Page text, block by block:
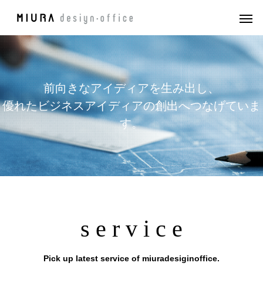
前向きなアイディアを生み出し、
優れたビジネスアイディアの創出へつなげていま
す。
s e r v i c e
Pick up latest service of miuradesiginoffice.